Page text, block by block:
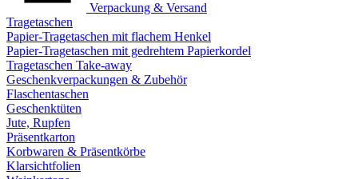
Verpackung & Versand
Tragetaschen
Papier-Tragetaschen mit flachem Henkel
Papier-Tragetaschen mit gedrehtem Papierkordel
Tragetaschen Take-away
Geschenkverpackungen & Zubehör
Flaschentaschen
Geschenktüten
Jute, Rupfen
Präsentkarton
Korbwaren & Präsentkörbe
Klarsichtfolien